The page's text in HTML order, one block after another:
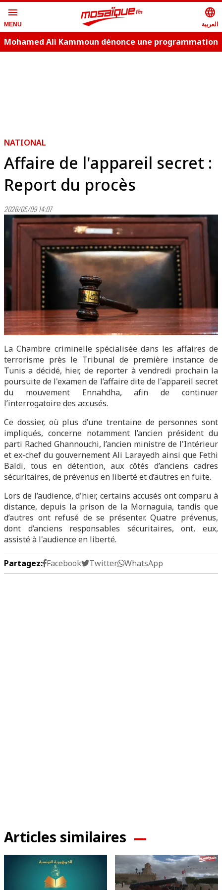
menu
MENU
language
العربية
Mohamed Ali Kammoun dénonce une programmation
NATIONAL
Affaire de l'appareil secret :
Report du procès
2026/05/09 14:07
La Chambre criminelle spécialisée dans les affaires de
terrorisme près le Tribunal de première instance de
Tunis a décidé, hier, de reporter à vendredi prochain la
poursuite de l'examen de l’affaire dite de l'appareil secret
du mouvement Ennahdha, afin de continuer
l’interrogatoire des accusés.
Ce dossier, où plus d’une trentaine de personnes sont
impliqués, concerne notamment l’ancien président du
parti Rached Ghannouchi, l’ancien ministre de l'Intérieur
et ex-chef du gouvernement Ali Larayedh ainsi que Fethi
Baldi, tous en détention, aux côtés d’anciens cadres
sécuritaires, de prévenus en liberté et d’autres en fuite.
Lors de l’audience, d'hier, certains accusés ont comparu à
distance, depuis la prison de la Mornaguia, tandis que
d’autres ont refusé de se présenter. Quatre prévenus,
dont d’anciens responsables sécuritaires, ont, eux,
assisté à l'audience en liberté.
Partagez: Facebook Twitter WhatsApp
Articles similaires